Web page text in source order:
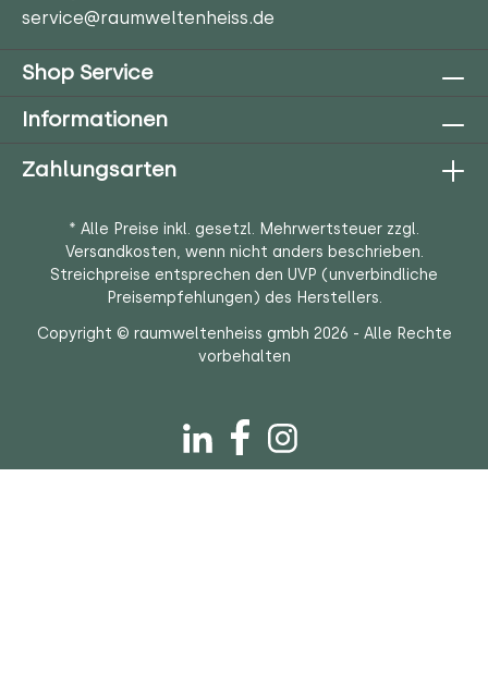
service@raumweltenheiss.de
Shop Service
Informationen
Zahlungsarten
* Alle Preise inkl. gesetzl. Mehrwertsteuer zzgl.
Versandkosten, wenn nicht anders beschrieben.
Streichpreise entsprechen den UVP (unverbindliche
Preisempfehlungen) des Herstellers.
Copyright © raumweltenheiss gmbh 2026 - Alle Rechte
vorbehalten